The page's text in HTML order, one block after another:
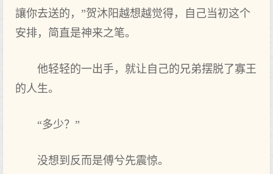
讓你去送的，”贺沐阳越想越觉得，自己当初这个
安排，简直是神来之笔。
他轻轻的一出手，就让自己的兄弟摆脱了寡王
的人生。
“多少？”
没想到反而是傅兮先震惊。